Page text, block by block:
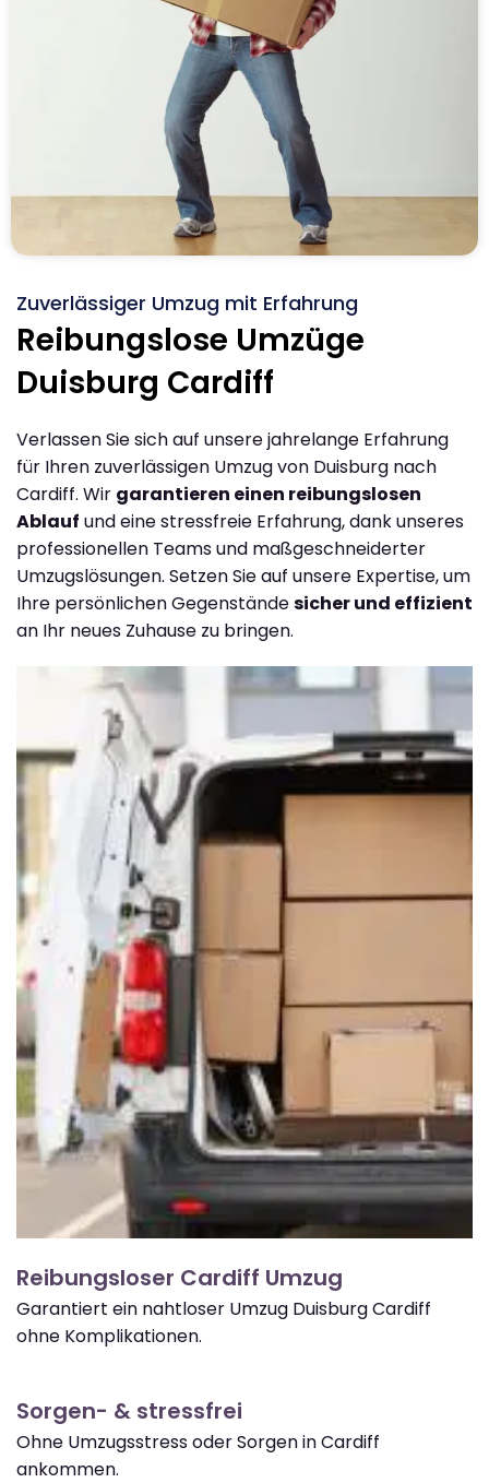
Zuverlässiger Umzug mit Erfahrung
Reibungslose Umzüge
Duisburg Cardiff
Verlassen Sie sich auf unsere jahrelange Erfahrung
für Ihren zuverlässigen Umzug von Duisburg nach
Cardiff. Wir garantieren einen reibungslosen
Ablauf und eine stressfreie Erfahrung, dank unseres
professionellen Teams und maßgeschneiderter
Umzugslösungen. Setzen Sie auf unsere Expertise, um
Ihre persönlichen Gegenständesicher und effizient
an Ihr neues Zuhause zu bringen.
Reibungsloser Cardiff Umzug
Garantiert ein nahtloser Umzug Duisburg Cardiff
ohne Komplikationen.
Sorgen- & stressfrei
Ohne Umzugsstress oder Sorgen in Cardiff
ankommen.